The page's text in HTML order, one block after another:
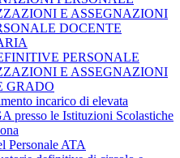
E ASSEGNAZIONI
DOCENTE
PERSONALE
E ASSEGNAZIONI
GRADO
incarico di elevata
presso le Istituzioni Scolastiche
Personale ATA